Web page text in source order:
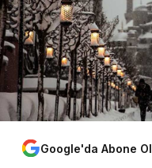
Google'da Abone Ol